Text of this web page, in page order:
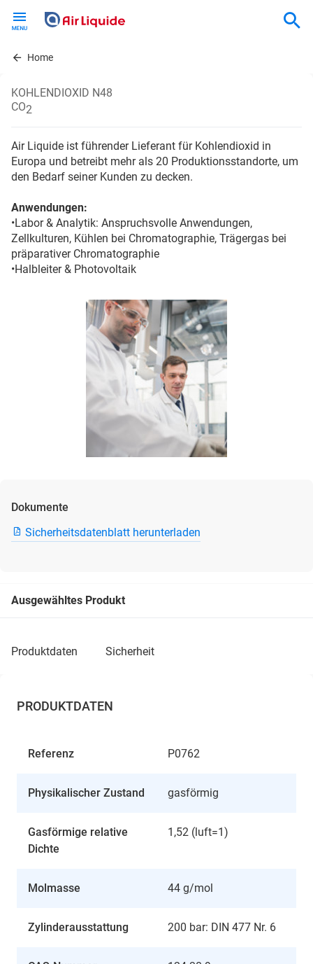
contentHome
KOHLENDIOXID N48
CO2
Air Liquide ist führender Lieferant für Kohlendioxid in
Europa und betreibt mehr als 20 Produktionsstandorte, um
den Bedarf seiner Kunden zu decken.
Anwendungen:
•Labor & Analytik: Anspruchsvolle Anwendungen,
Zellkulturen, Kühlen bei Chromatographie, Trägergas bei
präparativer Chromatographie
•Halbleiter & Photovoltaik
Dokumente
Sicherheitsdatenblatt herunterladen
Ausgewähltes Produkt
produktdaten sicherheit
PRODUKTDATEN
Referenz P0762
Physikalischer Zustand gasförmig
Gasförmige relative
Dichte
1,52 (luft=1)
Molmasse 44 g/mol
Zylinderausstattung 200 bar: DIN 477 Nr. 6